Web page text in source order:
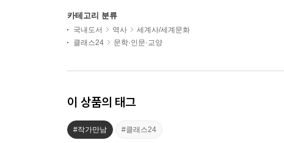
카테고리 분류
국내도서 역사
세계사/세계문화
클래스24
문학·인문·교양
이 상품의 태그
#작가만남 #클래스24